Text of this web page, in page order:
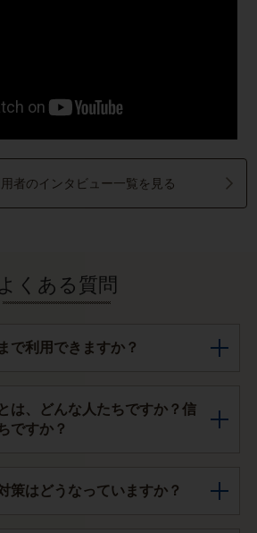
者のインタビュー一覧を見る
よくある質問
で利用できますか？
は、どんな人たちですか？信
ですか？
策はどうなっていますか？